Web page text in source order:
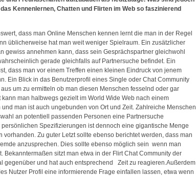
Kennenlernen, Chatten und Flirten im Web so faszinierend
dass man Online Menschen kennen lernt die man in der Regel
üblicherweise hat man weit weniger Spielraum. Ein zusätzlicher
gewiss annehmen kann, dass sein Gesprächspartner gleichwohl
gerade gleichfalls auf Partnersuche befindet. Ein
dass man vor einem Treffen einen kleinen Eindruck von jenem
Ein Blick in das Benutzerprofil eines Single oder Chat Community
um zu ermitteln ob man diesen Menschen fesselnd oder gar
man halbwegs gezielt im World Wide Web nach einem
man ist auch ungebunden von Ort und Zeit. Zahlreiche Menschen
an potentiell passenden Personen eine Partnersuche
Spezifizierungen ist dennoch eine gigantische Menge
vorhanden. Zu guter Letzt sollte ebenso berichtet werden, dass man
anzusprechen. Dies sollte ebenso möglich sein wenn man
Bekanntermaßen sitzt man etwa in der Flirt Chat Community der
gegenüber und hat auch entsprechend Zeit zu reagieren.Außerdem
Nutzer Profil eine informierende Frage einfallen lassen, etwa wenn